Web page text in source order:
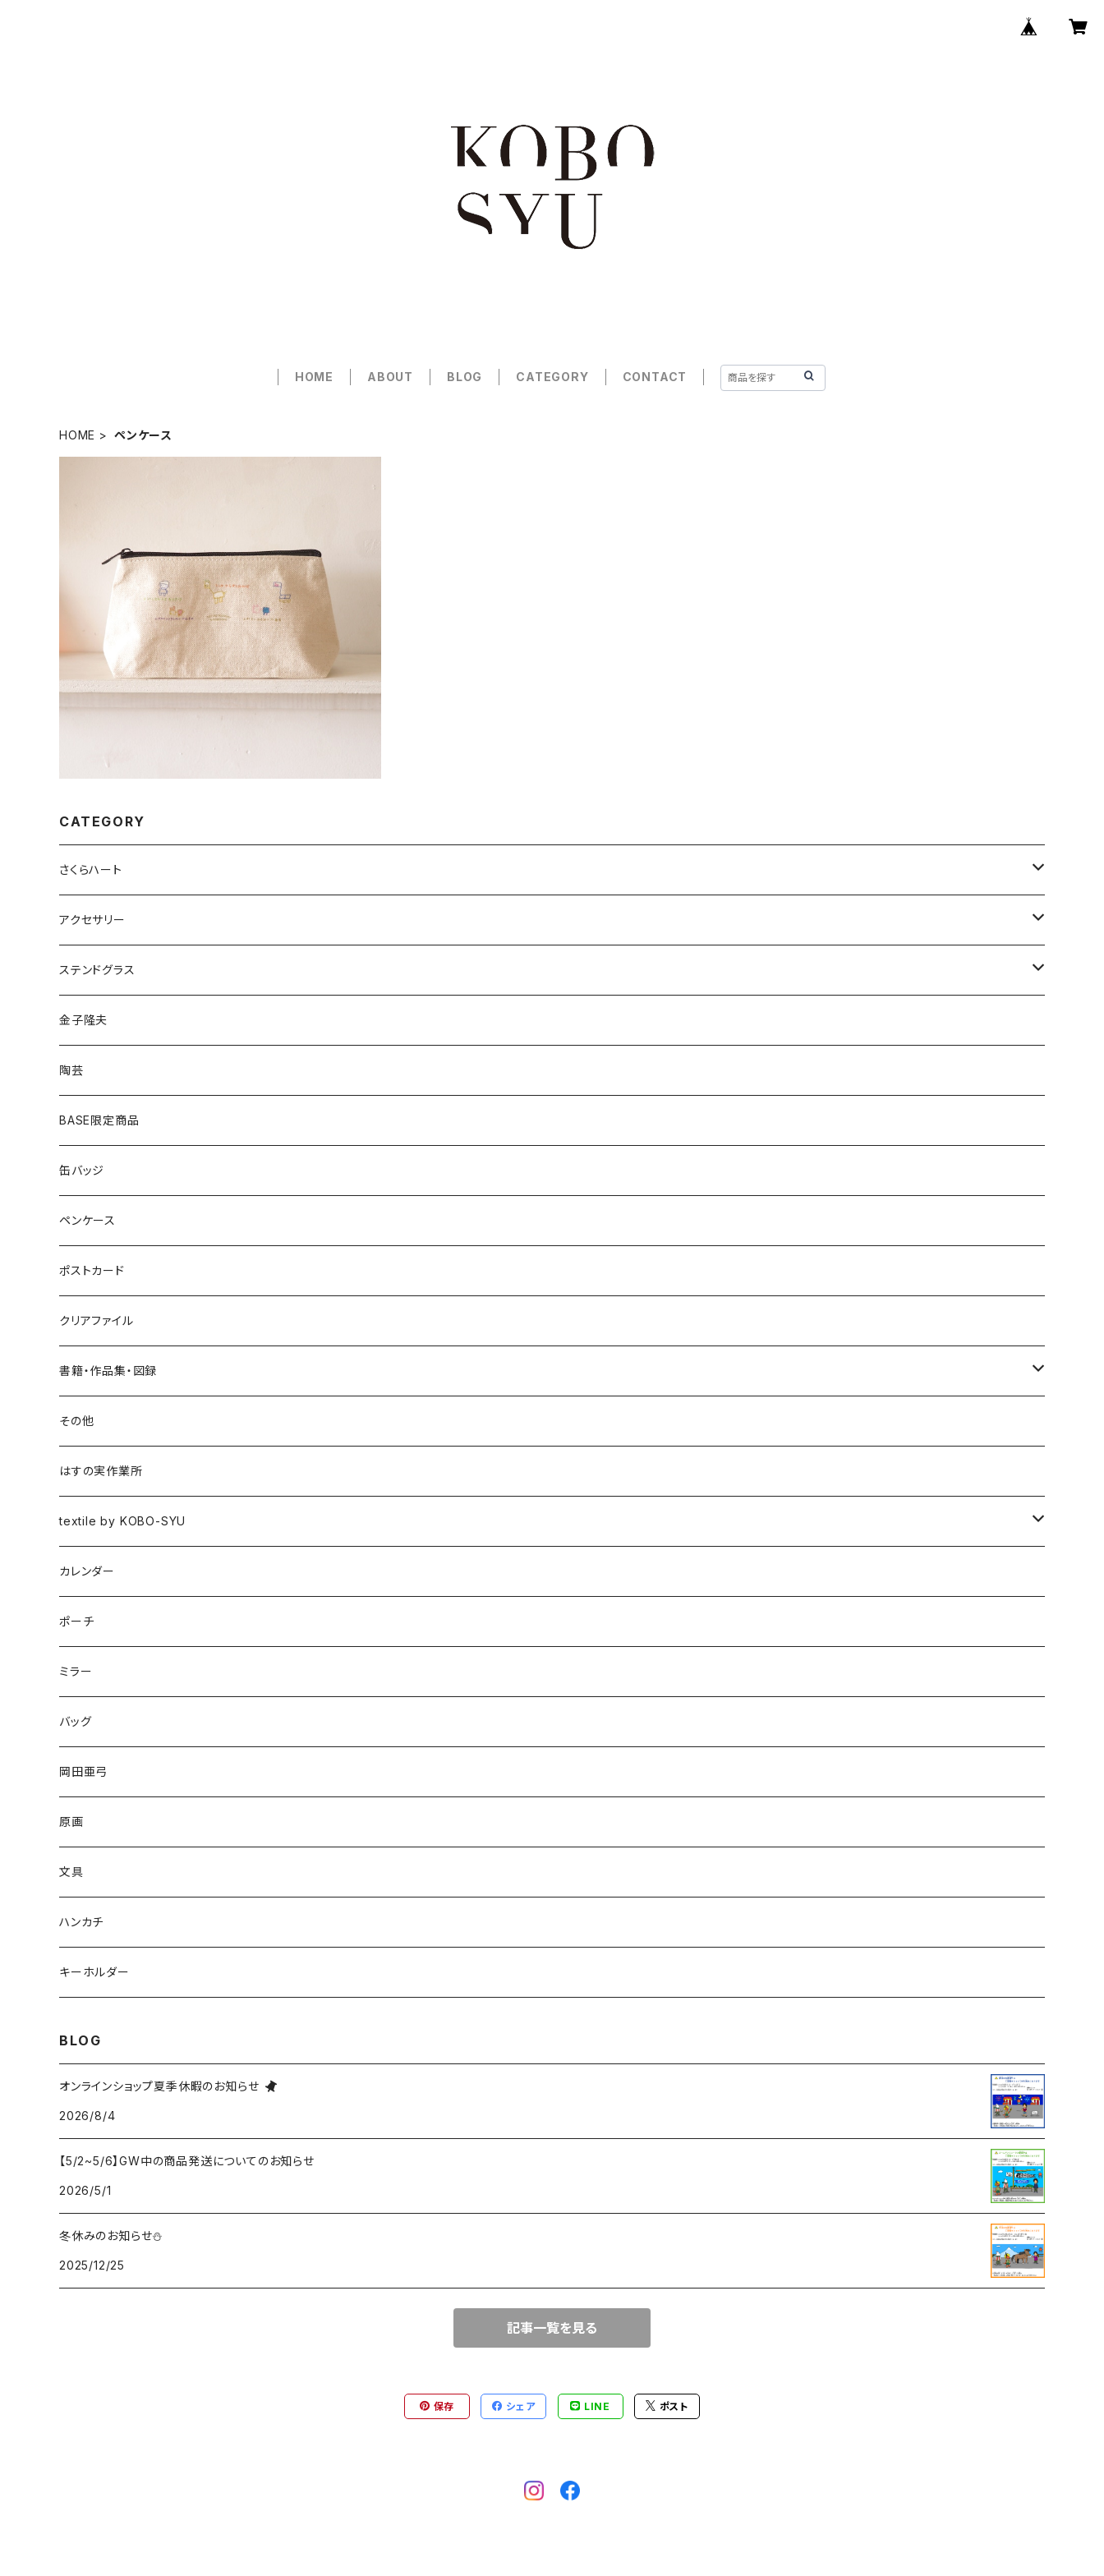
HOME ABOUT BLOG CATEGORY CONTACT
HOME ペンケース
【木代至子】船底ポーチ
¥1,300
CATEGORY
さくらハート
ペンダント
ゴールド
シルバー
ピアス
ゴールド
シルバー
アクセサリー
ネックレス
ピアス
イヤリング
ヘアゴム
ポニーフック
ブローチ
ステンドグラス
アクセサリー
イヤリング
ピアス
雑貨・小物
金子隆夫
陶芸
BASE限定商品
缶バッジ
ペンケース
ポストカード
クリアファイル
書籍・作品集・図録
書籍
作品集
図録
その他
はすの実作業所
textile by KOBO-SYU
HISASHI IGARASHI
カレンダー
ポーチ
ミラー
バッグ
岡田亜弓
原画
文具
ハンカチ
キーホルダー
BLOG
オンラインショップ夏季休暇のお知らせ
2026/8/4
【5/2~5/6】GW中の商品発送についてのお知らせ
2026/5/1
冬休みのお知らせ⛄
2025/12/25
記事一覧を見る
保存 シェア LINE ポスト